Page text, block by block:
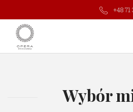
+48 71
Wybór